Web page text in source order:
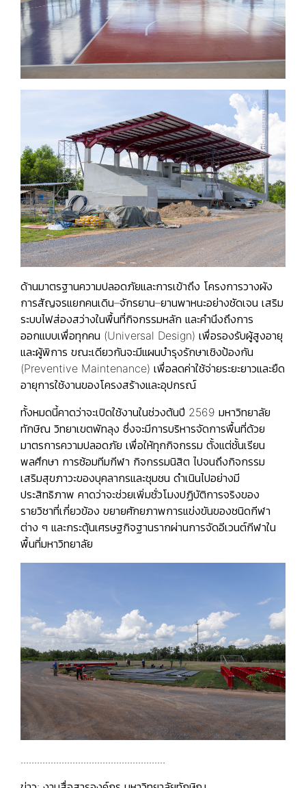
ด้านมาตรฐานความปลอดภัยและการเข้าถึง โครงการวางผัง
การสัญจรแยกคนเดิน–จักรยาน–ยานพาหนะอย่างชัดเจน เสริม
ระบบไฟส่องสว่างในพื้นที่กิจกรรมหลัก และคำนึงถึงการ
ออกแบบเพื่อทุกคน (Universal Design) เพื่อรองรับผู้สูงอายุ
และผู้พิการ ขณะเดียวกันจะมีแผนบำรุงรักษาเชิงป้องกัน
(Preventive Maintenance) เพื่อลดค่าใช้จ่ายระยะยาวและยืด
อายุการใช้งานของโครงสร้างและอุปกรณ์
ทั้งหมดนี้คาดว่าจะเปิดใช้งานในช่วงต้นปี 2569 มหาวิทยาลัย
ทักษิณ วิทยาเขตพัทลุง ซึ่งจะมีการบริหารจัดการพื้นที่ด้วย
มาตรการความปลอดภัย เพื่อให้ทุกกิจกรรม ตั้งแต่ชั้นเรียน
พลศึกษา การซ้อมทีมกีฬา กิจกรรมนิสิต ไปจนถึงกิจกรรม
เสริมสุขภาวะของบุคลากรและชุมชน ดำเนินไปอย่างมี
ประสิทธิภาพ คาดว่าจะช่วยเพิ่มชั่วโมงปฏิบัติการจริงของ
รายวิชาที่เกี่ยวข้อง ขยายศักยภาพการแข่งขันของชนิดกีฬา
ต่าง ๆ และกระตุ้นเศรษฐกิจฐานรากผ่านการจัดอีเวนต์กีฬาใน
พื้นที่มหาวิทยาลัย